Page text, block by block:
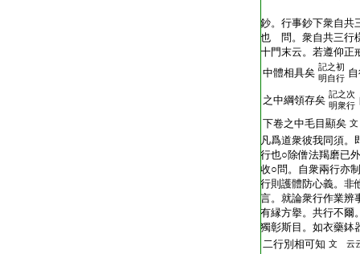
鈔。行事鈔下衆自共
也 問。衆自共三行
十門末云。若遵仰正
中體相具矣 記之初
明自行
之中綱領存矣 記之次
明衆行
下卷之中毛目顯矣 文
凡爲道衆彼我同須。
行也○除僧法羯磨已
收○問。自衆兩行亦
行則護體防心義。非
言。就論衆行作業辨
有縁方擧。共行不爾
獨彰斯目。如衣藥鉢
二行別相可知 文 云